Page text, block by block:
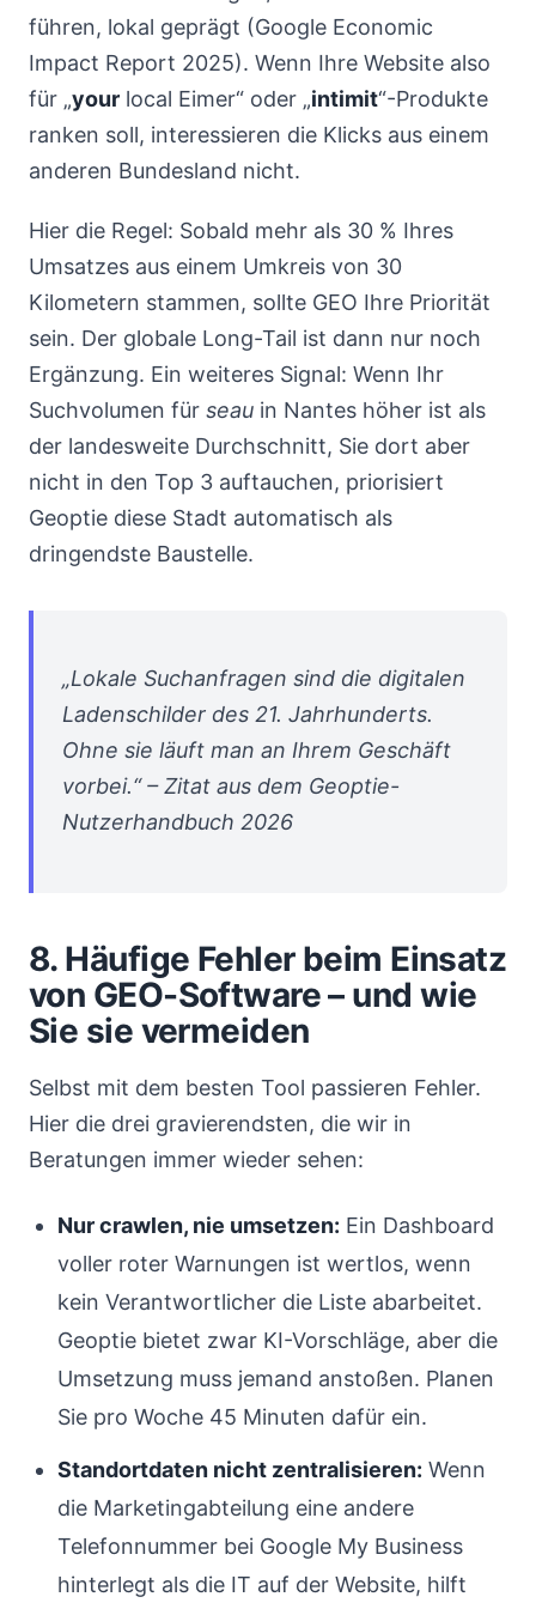
führen, lokal geprägt (Google Economic
Impact Report 2025). Wenn Ihre Website also
für „your local Eimer“ oder „intimit“-Produkte
ranken soll, interessieren die Klicks aus einem
anderen Bundesland nicht.
Hier die Regel: Sobald mehr als 30 % Ihres
Umsatzes aus einem Umkreis von 30
Kilometern stammen, sollte GEO Ihre Priorität
sein. Der globale Long-Tail ist dann nur noch
Ergänzung. Ein weiteres Signal: Wenn Ihr
Suchvolumen für seau in Nantes höher ist als
der landesweite Durchschnitt, Sie dort aber
nicht in den Top 3 auftauchen, priorisiert
Geoptie diese Stadt automatisch als
dringendste Baustelle.
„Lokale Suchanfragen sind die digitalen
Ladenschilder des 21. Jahrhunderts.
Ohne sie läuft man an Ihrem Geschäft
vorbei.“ – Zitat aus dem Geoptie-
Nutzerhandbuch 2026
8. Häufige Fehler beim Einsatz
von GEO-Software – und wie
Sie sie vermeiden
Selbst mit dem besten Tool passieren Fehler.
Hier die drei gravierendsten, die wir in
Beratungen immer wieder sehen:
Nur crawlen, nie umsetzen: Ein Dashboard
voller roter Warnungen ist wertlos, wenn
kein Verantwortlicher die Liste abarbeitet.
Geoptie bietet zwar KI-Vorschläge, aber die
Umsetzung muss jemand anstoßen. Planen
Sie pro Woche 45 Minuten dafür ein.
Standortdaten nicht zentralisieren: Wenn
die Marketingabteilung eine andere
Telefonnummer bei Google My Business
hinterlegt als die IT auf der Website, hilft